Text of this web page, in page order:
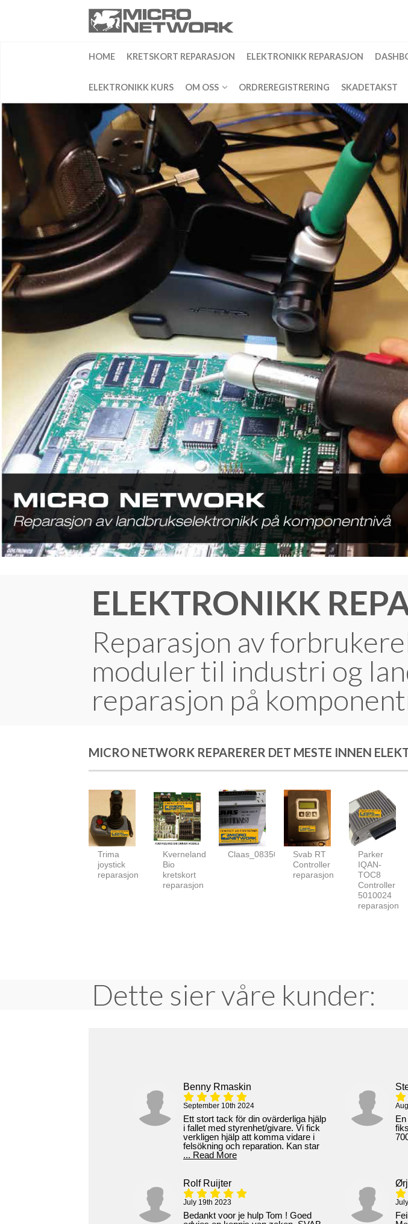
HOME KRETSKORT REPARASJON ELEKTRONIKK REPARASJON
ELEKTRONIKK KURS OM OSS ORDREREGISTRERING SKADETAKST
ELEKTRONIKK
Reparasjon av
moduler til industri og
reparasjon på
MICRO NETWORK REPARERER DET MESTE INNEN
Trima
joystick
reparasjon
Kverneland
Bio
kretskort
reparasjon
Claas_0835023.7Svab RT
Controller
reparasjon
Parker
IQAN-
TOC8
Controller
5010024
reparasjon
Dette sier våre kunder:
Benny Rmaskin
September 10th 2024
Ett stort tack för din ovärderliga hjälp
i fallet med styrenhet/givare. Vi fick
verkligen hjälp att komma vidare i
felsökning och reparation. Kan star
... Read More
Rolf Ruijter
July 19th 2023
Bedankt voor je hulp Tom ! Goed